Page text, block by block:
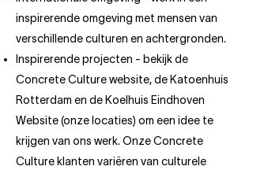
inspirerende omgeving met mensen van
verschillende culturen en achtergronden.
Inspirerende projecten - bekijk de
Concrete Culture website, de Katoenhuis
Rotterdam en de Koelhuis Eindhoven
Website (onze locaties) om een idee te
krijgen van ons werk. Onze Concrete
Culture klanten variëren van culturele